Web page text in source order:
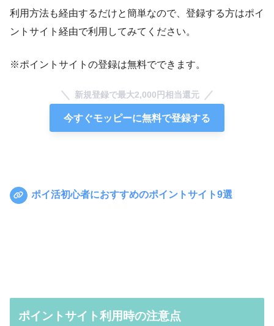
利用方法も経由するだけと簡単なので、登録する方はポイ
ントサイト経由で利用してみてください。
※ポイントサイトの登録は無料でできます。
新規登録で最大2,000円相当還元
今すぐモッピーに無料で登録する
ポイ活初心者におすすめのポイントサイト9選
ポイントサイト利用時の注意点